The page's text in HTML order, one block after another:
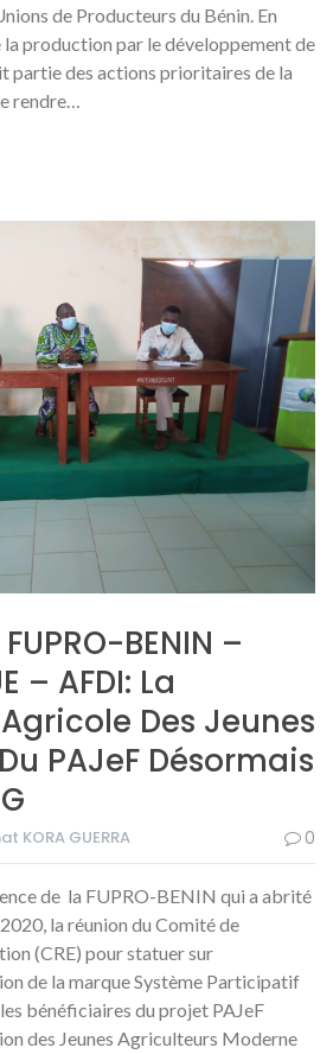
de Producteurs du Bénin. En
production par le développement de
partie des actions prioritaires de la
rendre…
BENIN –
– AFDI: La
Des Jeunes
PAJeF Désormais
KORA GUERRA 0
de la FUPRO-BENIN qui a abrité
la réunion du Comité de
(CRE) pour statuer sur
de la marque Système Participatif
bénéficiaires du projet PAJeF
des Jeunes Agriculteurs Moderne